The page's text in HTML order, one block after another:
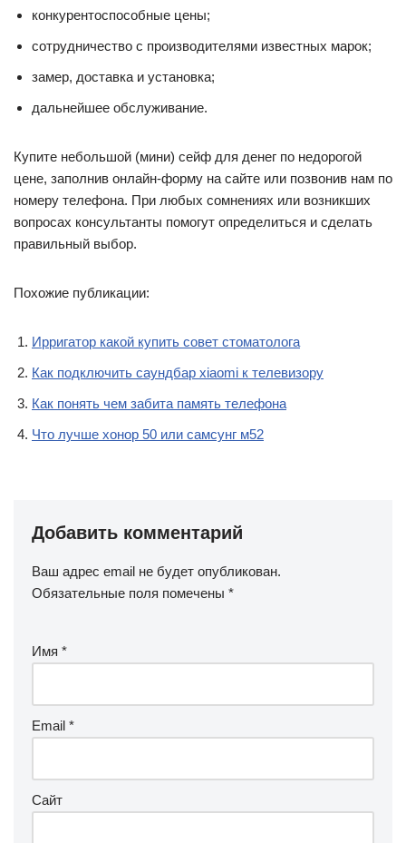
конкурентоспособные цены;
сотрудничество с производителями известных марок;
замер, доставка и установка;
дальнейшее обслуживание.
Купите небольшой (мини) сейф для денег по недорогой
цене, заполнив онлайн-форму на сайте или позвонив нам по
номеру телефона. При любых сомнениях или возникших
вопросах консультанты помогут определиться и сделать
правильный выбор.
Похожие публикации:
Ирригатор какой купить совет стоматолога
Как подключить саундбар xiaomi к телевизору
Как понять чем забита память телефона
Что лучше хонор 50 или самсунг м52
Добавить комментарий
Ваш адрес email не будет опубликован.
Обязательные поля помечены *
Имя *
Email *
Сайт